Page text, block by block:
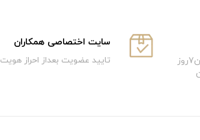
تهران 72ساعت ؛ شهرستان7روز
سایت اختصاصی همکاران
تایید عضویت بعداز احراز هویت